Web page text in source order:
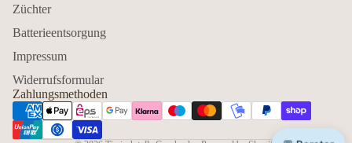
Züchter
Batterieentsorgung
Impressum
Widerrufsformular
Zahlungsmethoden